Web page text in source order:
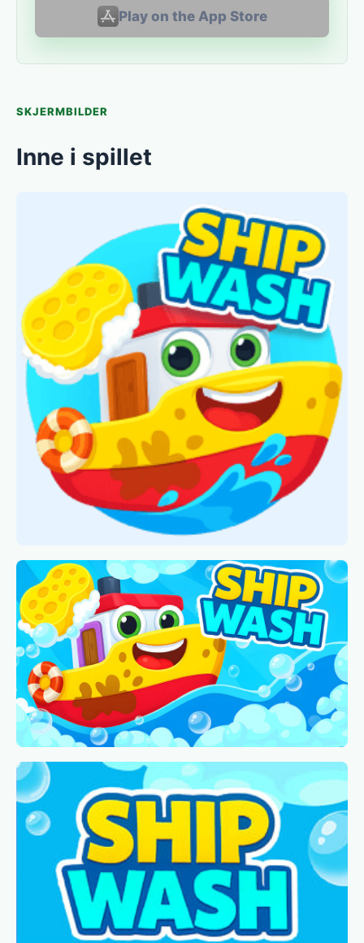
Play on the App Store
SKJERMBILDER
Inne i spillet